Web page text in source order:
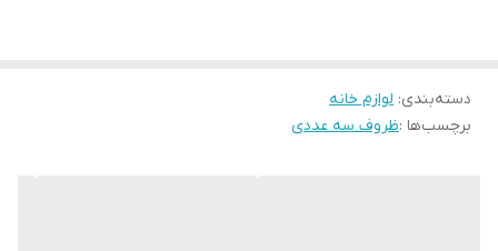
دسته‌بندی: لوازم خانه
برچسب‌ها :ظروف سه عددی